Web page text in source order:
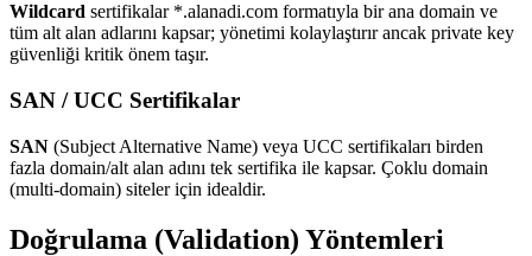
Wildcard sertifikalar *.alanadi.com formatıyla bir ana domain ve
tüm alt alan adlarını kapsar; yönetimi kolaylaştırır ancak private key
güvenliği kritik önem taşır.
SAN / UCC Sertifikalar
SAN (Subject Alternative Name) veya UCC sertifikaları birden
fazla domain/alt alan adını tek sertifika ile kapsar. Çoklu domain
(multi-domain) siteler için idealdir.
Doğrulama (Validation) Yöntemleri